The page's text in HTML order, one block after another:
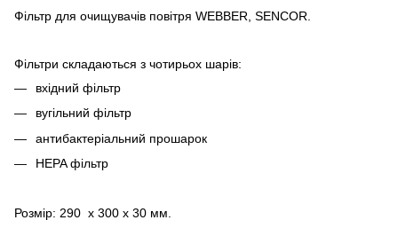
Фільтр для очищувачів повітря WEBBER, SENCOR.
Фільтри складаються з чотирьох шарів:
вхідний фільтр
вугільний фільтр
антибактеріальний прошарок
HEPA фільтр
Розмір: 290 х 300 х 30 мм.